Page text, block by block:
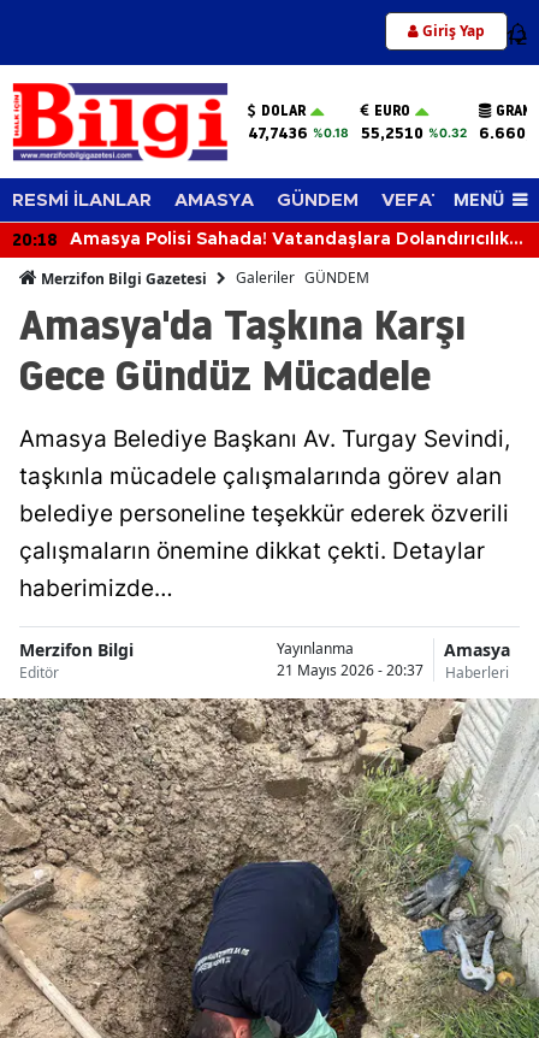
Giriş Yap 12
DOLAR
47,7436 %0.18
EURO
55,2510 %0.32
RESMİ İLANLAR AMASYA GÜNDEM VEFAT EDENLER
MENÜ
19:39 Merzifon’da Su Çilesi Bitiyor mu? Kargı Açıkladı
Merzifon Bilgi Gazetesi Galeriler GÜNDEM
Amasya'da Taşkına Karşı
Gece Gündüz Mücadele
Amasya Belediye Başkanı Av. Turgay Sevindi,
taşkınla mücadele çalışmalarında görev alan
belediye personeline teşekkür ederek özverili
çalışmaların önemine dikkat çekti. Detaylar
haberimizde…
Merzifon Bilgi
Editör
Yayınlanma
21 Mayıs 2026 - 20:37
Amasya
Haberleri